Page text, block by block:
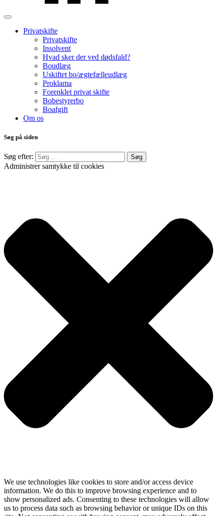
Privatskifte
Privatskifte
Insolvent
Hvad sker der ved dødsfald?
Boudlæg
Uskiftet bo/ægtefælleudlæg
Proklama
Forenklet privat skifte
Bobestyrerbo
Boafgift
Om os
Søg på siden
Søg efter:
Administrer samtykke til cookies
We use technologies like cookies to store and/or access device
information. We do this to improve browsing experience and to
show personalized ads. Consenting to these technologies will allow
us to process data such as browsing behavior or unique IDs on this